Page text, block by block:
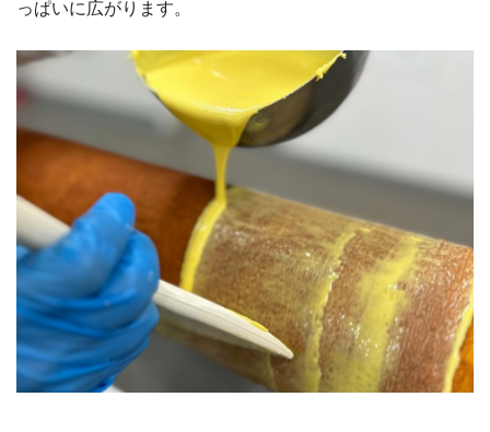
っぱいに広がります。